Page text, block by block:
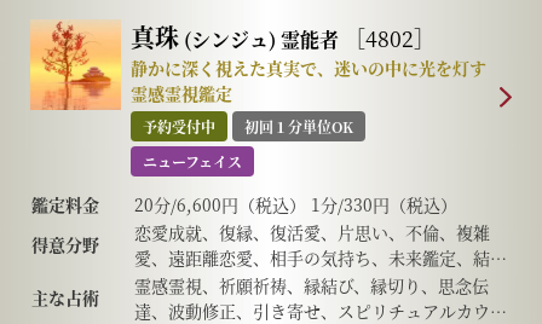
リング／ヒーリング
真珠 (シンジュ) 霊能者 ［4802］
静かに深く視えた真実で、迷いの中に光を灯す
霊感霊視鑑定
予約受付中
初回１分単位OK
ニューフェイス
鑑定料金
20分/6,600円（税込） 1分/330円（税込）
得意分野
恋愛成就、復縁、復活愛、片思い、不倫、複雑
愛、遠距離恋愛、相手の気持ち、未来鑑定、結
婚、離婚、夫婦問題、家庭問題、親子関係、仕
事、人間関係、人生相談、運勢、開運、心願成就
主な占術
霊感霊視、祈願祈祷、縁結び、縁切り、思念伝
達、波動修正、引き寄せ、スピリチュアルカウン